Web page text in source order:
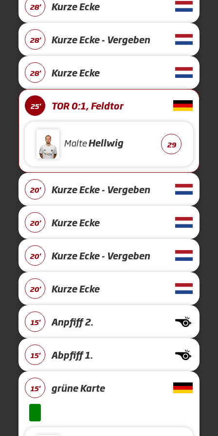
28' Kurze Ecke
28' Kurze Ecke - Vergeben
28' Kurze Ecke
25' TOR 0:1, Feldtor
MalteHellwig 29
20' Kurze Ecke - Vergeben
20' Kurze Ecke
20' Kurze Ecke - Vergeben
20' Kurze Ecke
15' Anpfiff 2.
15' Abpfiff 1.
15' grüne Karte